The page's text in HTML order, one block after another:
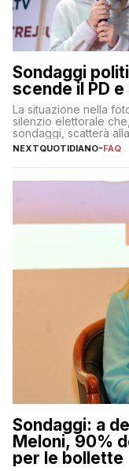
Sondaggi
scende il PD
La situazione nella
silenzio elettorale
sondaggi, scatterà
NEXTQUOTIDIANO-FAQ
Sondaggi: a
Meloni, 90%
per le bollette